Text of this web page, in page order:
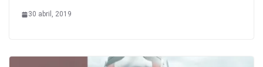
30 abril, 2019